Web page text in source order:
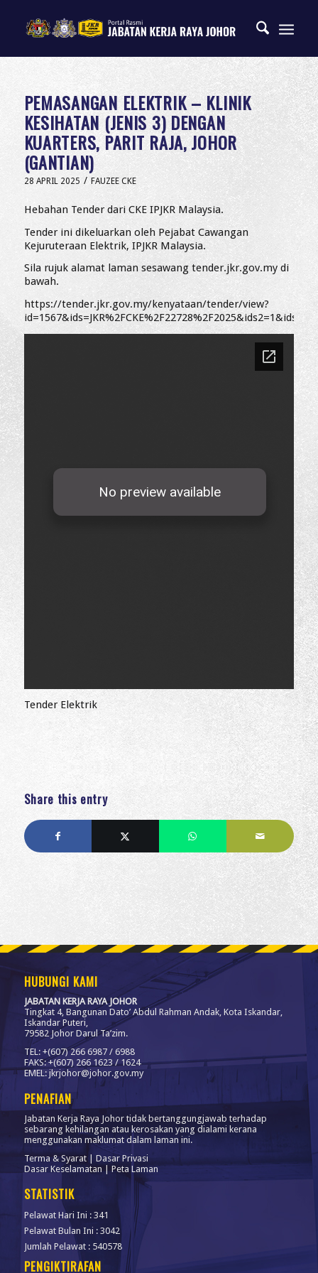
PEMASANGAN ELEKTRIK – KLINIK
KESIHATAN (JENIS 3) DENGAN
KUARTERS, PARIT RAJA, JOHOR
(GANTIAN)
28 APRIL 2025 / FAUZEE CKE
Hebahan Tender dari CKE IPJKR Malaysia.
Tender ini dikeluarkan oleh Pejabat Cawangan
Kejuruteraan Elektrik, IPJKR Malaysia.
Sila rujuk alamat laman sesawang tender.jkr.gov.my di
bawah.
https://tender.jkr.gov.my/kenyataan/tender/view?
id=1567&ids=JKR%2FCKE%2F22728%2F2025&ids2=1&ids3=1
Tender Elektrik
Share this entry
HUBUNGI KAMI
JABATAN KERJA RAYA JOHOR
Tingkat 4, Bangunan Dato’ Abdul Rahman Andak, Kota Iskandar,
Iskandar Puteri,
79582 Johor Darul Ta’zim.
TEL: +(607) 266 6987 / 6988
FAKS: +(607) 266 1623 / 1624
EMEL: jkrjohor@johor.gov.my
PENAFIAN
Jabatan Kerja Raya Johor tidak bertanggungjawab terhadap
sebarang kehilangan atau kerosakan yang dialami kerana
menggunakan maklumat dalam laman ini.
Terma & Syarat| Dasar Privasi
Dasar Keselamatan | Peta Laman
STATISTIK
Pelawat Hari Ini : 341
Pelawat Bulan Ini : 3042
Jumlah Pelawat : 540578
PENGIKTIRAFAN